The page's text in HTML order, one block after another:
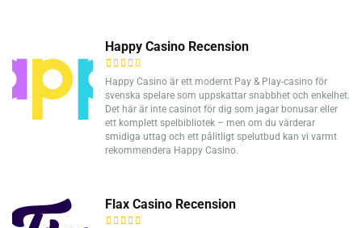
Happy Casino Recension
Happy Casino är ett modernt Pay & Play-casino för
svenska spelare som uppskattar snabbhet och enkelhet.
Det här är inte casinot för dig som jagar bonusar eller
ett komplett spelbibliotek – men om du värderar
smidiga uttag och ett pålitligt spelutbud kan vi varmt
rekommendera Happy Casino.
Flax Casino Recension